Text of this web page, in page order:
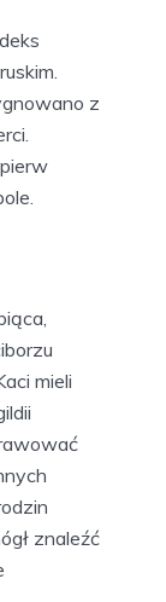
należy
daleko,
okazji,
roku.
z